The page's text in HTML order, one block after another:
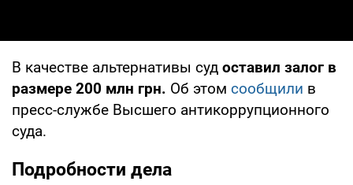
В качестве альтернативы суд оставил залог в
размере 200 млн грн. Об этом сообщили в
пресс-службе Высшего антикоррупционного
суда.
Подробности дела